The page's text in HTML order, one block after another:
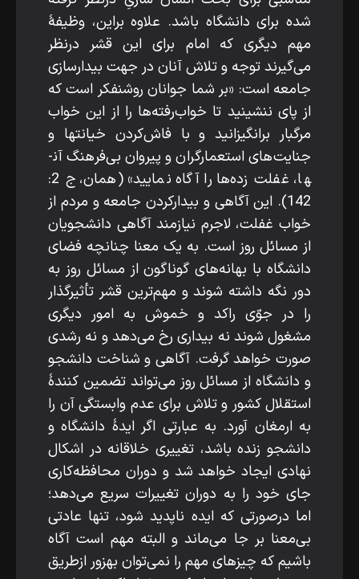
شده برای دانشگاه باشد. علاوه ­براین، وظیفۀ
مهم دیگری که امام برای این قشر درنظر
می‌گیرند توجه و تلاش آنان در جهت بیدارسازی
جامعه است: «بر شما جوانان روشنفکر است که
از پای ننشینید تا خواب‌رفته‌ها را از این خواب
مرگبار برانگیزانید و با فاش‌کردن خیانت­ها و
جنایت‌های استعمارگران و پیروان بی‌فرهنگ آن­
ها، غفلت ­زده‌ها را آگاه نمایید» (همان، ج 2:
142). این آگاهی و بیدارکردن جامعه و مردم از
خواب غفلت، لاجرم نیازمند آگاهی دانشجویان
از مسائل روز است. به یک معنا چنان­چه فضای
دانشگاه با بهانه‌های گوناگون از مسائل روز به
دور نگه ‌داشته شوند و مهم‌ترین قشر تأثیرگذار
را در جوّی راکد و خموش به امور دیگری
مشغول شوند نه بیداری رخ می‌دهد و نه رشدی
صورت خواهد گرفت. آگاهی و شناخت دانشجو
و دانشگاه از مسائل روز می‌تواند تضمین­ کنندۀ
استقلال کشور و تلاش برای عدم وابستگی آن را
به ­ارمغان آورد. به ­عبارتی اگر ایدۀ دانشگاه و
دانشجو زنده باشد، تغییری خلاقانه در اشکال
نهادی ایجاد خواهد شد و دوران محافظه‌کاری
جای خود را به دوران تغییرات سریع می‌دهد؛
اما درصورتی­ که ایده ناپدید شود، تنها عادتی
بی‌معنا بر جا می‌ماند و البته مهم است آگاه
باشیم که چیز‌های مهم را نمی‌توان به­زور ازطریق